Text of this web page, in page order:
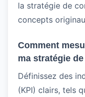
la stratégie de
concepts
Comment
ma stratégie
Définissez des
(KPI) clairs, tels